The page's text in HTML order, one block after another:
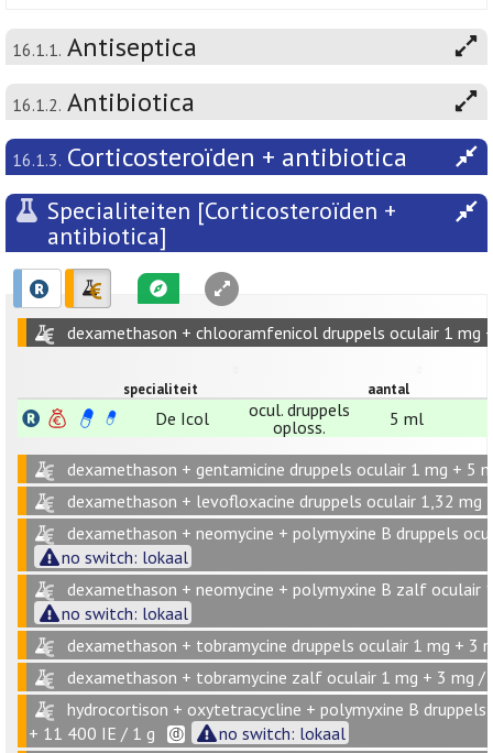
16.1.1. Antiseptica
16.1.2. Antibiotica
16.1.3. Corticosteroïden + antibiotica
Specialiteiten [Corticosteroïden +
antibiotica]
dexamethason + chlooramfenicol druppels oculair 1 mg
specialiteit aantal
De Icol
ocul. druppels
oploss.
5 ml
dexamethason + gentamicine druppels oculair 1 mg + 5
dexamethason + levofloxacine druppels oculair 1,32 mg
dexamethason + neomycine + polymyxine B druppels
no switch: lokaal
dexamethason + neomycine + polymyxine B zalf
no switch: lokaal
dexamethason + tobramycine druppels oculair 1 mg + 3
dexamethason + tobramycine zalf oculair 1 mg + 3 mg /
hydrocortison + oxytetracycline + polymyxine B
+ 11 400 IE / 1 g
no switch: lokaal